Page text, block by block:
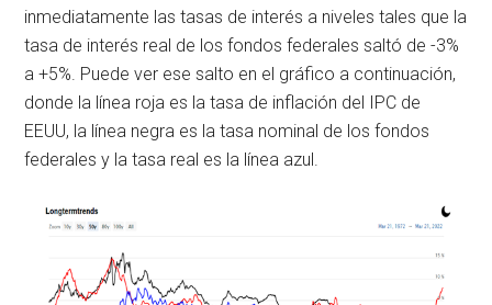
inmediatamente las tasas de interés a niveles tales que la
tasa de interés real de los fondos federales saltó de -3%
a +5%. Puede ver ese salto en el gráfico a continuación,
donde la línea roja es la tasa de inflación del IPC de
EEUU, la línea negra es la tasa nominal de los fondos
federales y la tasa real es la línea azul.